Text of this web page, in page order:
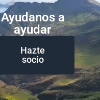
Ayudanos a
ayudar
Hazte
socio